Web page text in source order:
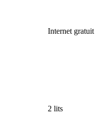
Internet gratuit
2 lits